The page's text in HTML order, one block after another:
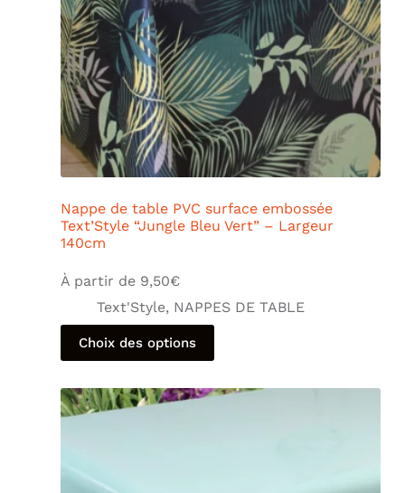
Nappe de table PVC surface embossée
Text’Style “Jungle Bleu Vert” – Largeur
140cm
À partir de 9,50€
Text'Style, NAPPES DE TABLE
Choix des options